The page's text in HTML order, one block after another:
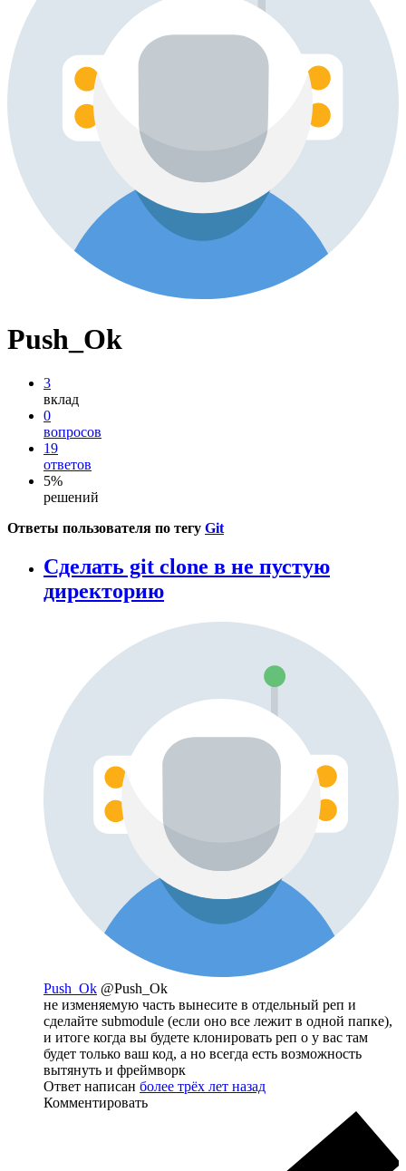
Push_Ok
3
вклад
0
вопросов
19
ответов
5%
решений
Ответы пользователя по тегу Git
Сделать git clone в не пустую
директорию
Push_Ok @Push_Ok
не изменяемую часть вынесите в отдельный реп и
сделайте submodule (если оно все лежит в одной папке),
и итоге когда вы будете клонировать реп о у вас там
будет только ваш код, а но всегда есть возможность
вытянуть и фреймворк
Ответ написан более трёх лет назад
Комментировать